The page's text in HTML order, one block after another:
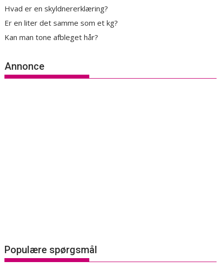
Hvad er en skyldnererklæring?
Er en liter det samme som et kg?
Kan man tone afbleget hår?
Annonce
Populære spørgsmål